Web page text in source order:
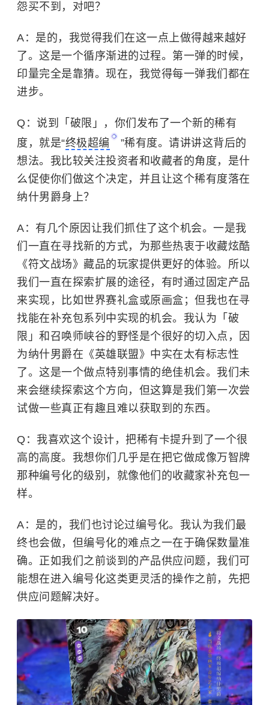
怨买不到，对吧？
A： 是的，我觉得我们在这一点上做得越来越好
了。这是一个循序渐进的过程。第一弹的时候，
印量完全是靠猜。现在，我觉得每一弹我们都在
进步。
Q：说到「破限」，你们发布了一个新的稀有
度，就是“终极超编
”稀有度。请讲讲这背后的
想法。我比较关注投资者和收藏者的角度，是什
么促使你们做这个决定，并且让这个稀有度落在
纳什男爵身上？
A： 有几个原因让我们抓住了这个机会。一是我
们一直在寻找新的方式，为那些热衷于收藏炫酷
《符文战场》藏品的玩家提供更好的体验。所以
我们一直在探索扩展的途径，有时通过固定产品
来实现，比如世界赛礼盒或原画盒；但我也在寻
找能在补充包系列中实现的机会。我认为「破
限」和召唤师峡谷的野怪是个很好的切入点，因
为纳什男爵在《英雄联盟》中实在太有标志性
了。这是一个做点特别事情的绝佳机会。我们未
来会继续探索这个方向，但这算是我们第一次尝
试做一些真正有趣且难以获取到的东西。
Q：我喜欢这个设计，把稀有卡提升到了一个很
高的高度。我想你们几乎是在把它做成像万智牌
那种编号化的级别，就像他们的收藏家补充包一
样。
A：是的，我们也讨论过编号化。我认为我们最
终也会做，但编号化的难点之一在于确保数量准
确。正如我们之前谈到的产品供应问题，我们可
能想在进入编号化这类更灵活的操作之前，先把
供应问题解决好。